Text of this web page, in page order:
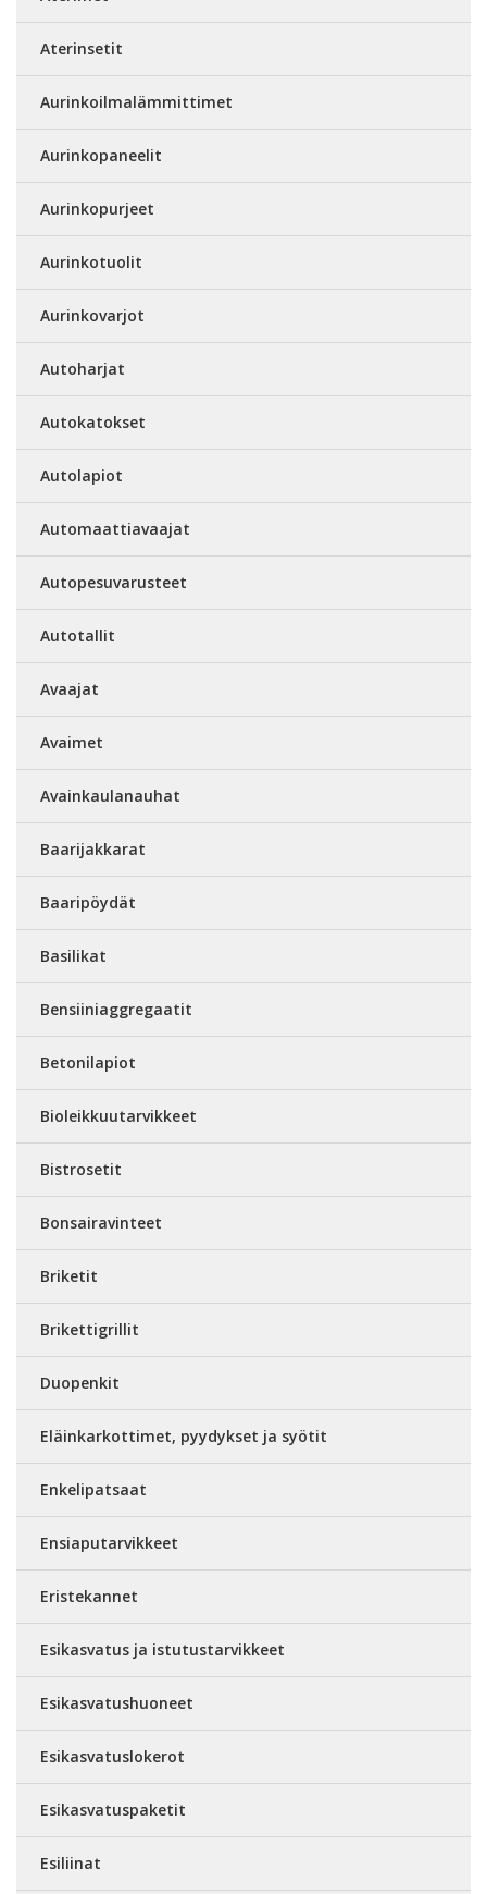
Aterinsetit
Aurinkoilmalämmittimet
Aurinkopaneelit
Aurinkopurjeet
Aurinkotuolit
Aurinkovarjot
Autoharjat
Autokatokset
Autolapiot
Automaattiavaajat
Autopesuvarusteet
Autotallit
Avaajat
Avaimet
Avainkaulanauhat
Baarijakkarat
Baaripöydät
Basilikat
Bensiiniaggregaatit
Betonilapiot
Bioleikkuutarvikkeet
Bistrosetit
Bonsairavinteet
Briketit
Brikettigrillit
Duopenkit
Eläinkarkottimet, pyydykset ja syötit
Enkelipatsaat
Ensiaputarvikkeet
Eristekannet
Esikasvatus ja istutustarvikkeet
Esikasvatushuoneet
Esikasvatuslokerot
Esikasvatuspaketit
Esiliinat